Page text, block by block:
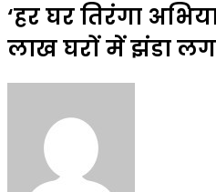
‘हर घर तिरंगा
लाख घरों में झंडा